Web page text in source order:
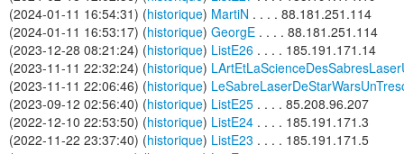
(2024-01-11 16:54:31) (historique) MartiN . . . . 88.181.251.114
(2024-01-11 16:53:17) (historique) GeorgE . . . . 88.181.251.114
(2023-12-28 08:21:24) (historique) ListE26 . . . . 185.191.171.14
(2023-11-11 22:32:24) (historique)
(2023-11-11 22:06:46) (historique)
(2023-09-12 02:56:40) (historique) ListE25 . . . . 85.208.96.207
(2022-12-10 22:53:50) (historique) ListE24 . . . . 185.191.171.3
(2022-11-22 23:37:40) (historique) ListE23 . . . . 185.191.171.5